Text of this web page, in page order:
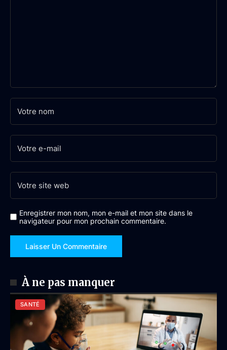
Enregistrer mon nom, mon e-mail et mon site dans le
navigateur pour mon prochain commentaire.
À ne pas manquer
SANTÉ